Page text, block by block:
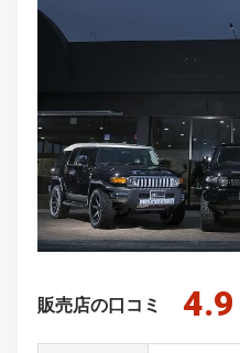
販売店の口コミ 4.9